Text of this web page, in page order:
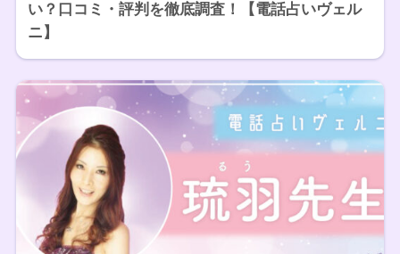
い？口コミ・評判を徹底調査！【電話占いヴェル
ニ】